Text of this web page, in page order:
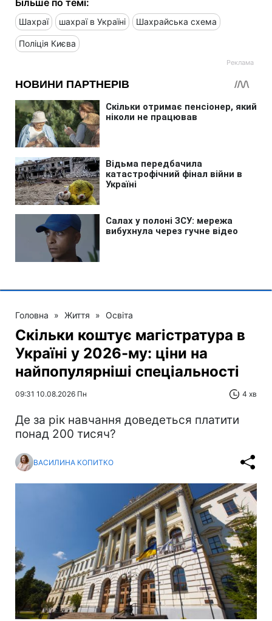
Більше по темі:
Шахраї шахраї в Україні Шахрайська схема
Поліція Києва
Головна » Життя » Освіта
Скільки коштує магістратура в
Україні у 2026-му: ціни на
найпопулярніші спеціальності
09:31 10.08.2026 Пн 4 хв
Де за рік навчання доведеться платити
понад 200 тисяч?
ВАСИЛИНА КОПИТКО